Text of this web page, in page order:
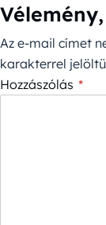
Az e-mail címet
karakterrel
Hozzászólás *